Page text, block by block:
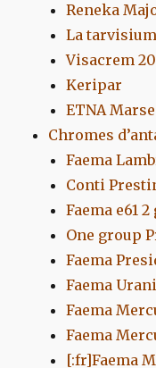
Reneka
La tarvisium
Visacrem
Keripar
ETNA
Chromes
Faema
Conti
Faema e61
One group
Faema
Faema
Faema
Faema
[:fr]Faema